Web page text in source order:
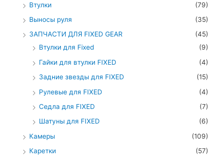
Втулки
(79)
Выносы руля
(35)
ЗАПЧАСТИ ДЛЯ FIXED GEAR
(45)
Втулки для Fixed
(9)
Гайки для втулки FIXED
(4)
Задние звезды для FIXED
(15)
Рулевые для FIXED
(4)
Седла для FIXED
(7)
Шатуны для FIXED
(6)
Камеры
(109)
Каретки
(57)